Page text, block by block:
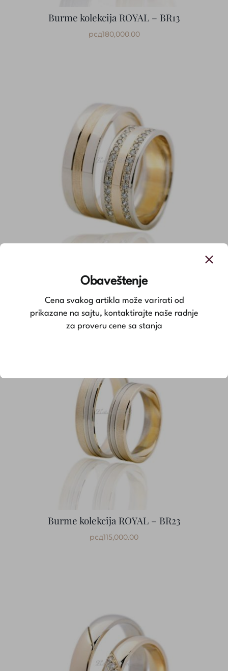
Burme kolekcija ROYAL – BR13
рсд180,000.00
рсд228,800.00
Burme kolekcija ROYAL – BR23
рсд115,000.00
Obaveštenje
Cena svakog artikla može varirati od
prikazane na sajtu, kontaktirajte naše radnje
za proveru cene sa stanja